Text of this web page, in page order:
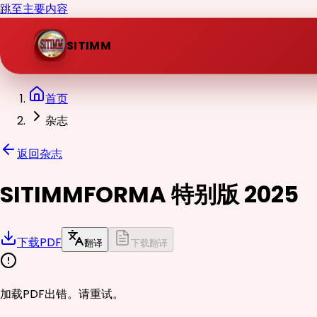
跳至主要内容
SITIMM
首页
杂志
返回杂志
SITIMMFORMA 特别版 2025
下载PDF 翻译 下载翻译
加载PDF出错。请重试。